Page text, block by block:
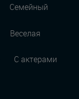
Семейный
Веселая
С актерами